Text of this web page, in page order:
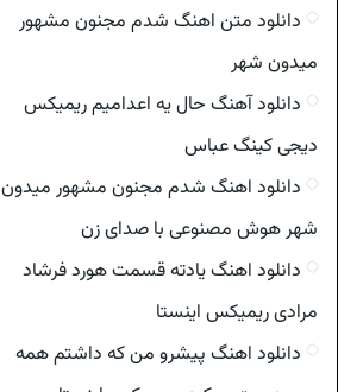
دانلود متن اهنگ شدم مجنون مشهور
میدون شهر
دانلود آهنگ حال یه اعدامیم ریمیکس
دیجی کینگ عباس
دانلود اهنگ شدم مجنون مشهور میدون
شهر هوش مصنوعی با صدای زن
دانلود اهنگ یادته قسمت هورد فرشاد
مرادی ریمیکس اینستا
دانلود اهنگ پیشرو من که داشتم همه